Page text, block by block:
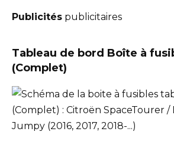
Publicités publicitaires
Tableau de bord Boîte à
(Complet)